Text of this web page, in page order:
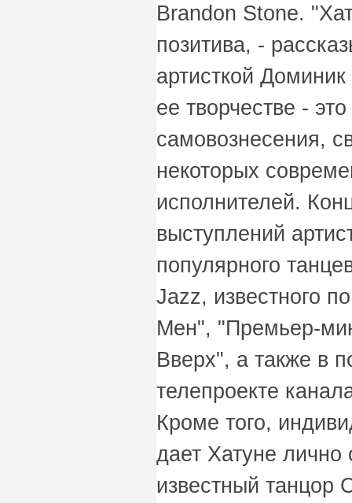
Brandon Stone.
позитива, -
артисткой
ее творчестве - это
самовознесения,
некоторых
исполнителей.
выступлений
популярного
Jazz, известного
Мен", "Премьер-
Вверх", а также в
телепроекте
Кроме того,
дает Хатуне
известный танцор